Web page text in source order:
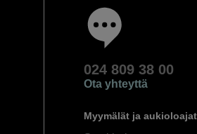
024 809 38 00
Ota yhteyttä
Myymälät ja aukioloajat